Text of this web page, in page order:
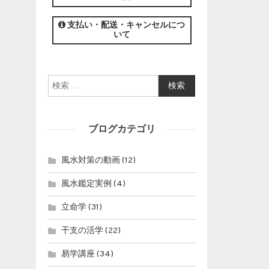
支払い・配送・キャンセルにつ
いて
検索:
ブログカテゴリ
風水対策の動画 (12)
風水鑑定実例 (4)
立命学(31)
干支の活学(22)
易学講座(34)